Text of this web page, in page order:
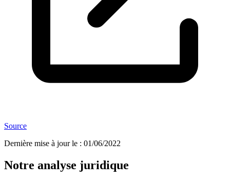
Source
Dernière mise à jour le : 01/06/2022
Notre analyse juridique